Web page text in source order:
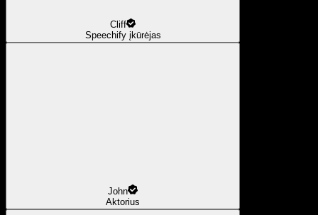
Cliff
Speechify įkūrėjas
John
Aktorius